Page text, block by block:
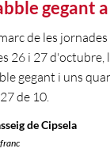
gegant
de les
26 i 27
gegant i uns
de 10.
de Cipsela